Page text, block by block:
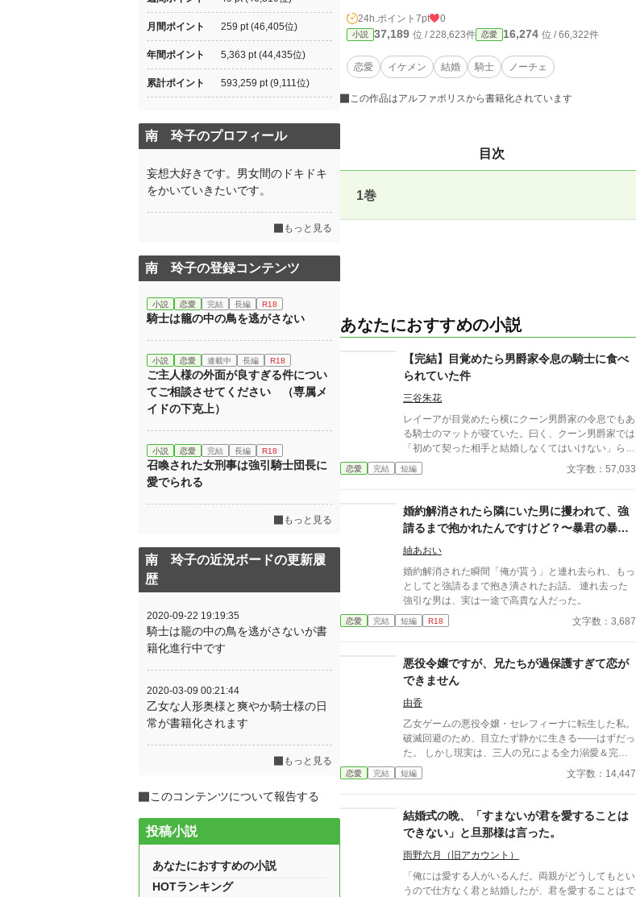
24h.ポイント 7pt 0
小説 37,189 位 / 228,623件 恋愛 16,274 位 / 66,322件
恋愛 イケメン 結婚 騎士 ノーチェ
この作品はアルファポリスから書籍化されています
目次
1巻
あなたにおすすめの小説
【完結】目覚めたら男爵家令息の騎士に食べ
られていた件
三谷朱花
レイーアが目覚めたら横にクーン男爵家の令息でもあ
る騎士のマットが寝ていた。曰く、クーン男爵家では
「初めて契った相手と結婚しなくてはいけない」らし
い。 ※アルファポリスのみの公開です。
恋愛 完結 短編 文字数：57,033
婚約解消されたら隣にいた男に攫われて、強
請るまで抱かれたんですけど？〜暴君の暴君
が暴君過ぎた話〜
紬あおい
婚約解消された瞬間「俺が貰う」と連れ去られ、もっ
としてと強請るまで抱き潰されたお話。 連れ去った
強引な男は、実は一途で高貴な人だった。
恋愛 完結 短編 R18 文字数：3,687
悪役令嬢ですが、兄たちが過保護すぎて恋が
できません
由香
乙女ゲームの悪役令嬢・セレフィーナに転生した私。
破滅回避のため、目立たず静かに生きる――はずだっ
た。 しかし現実は、三人の兄による全力溺愛＆完全
監視生活。 外出には護衛、交友関係は管理制、笑顔
すら規制対象！？ さらに兄の親友である最強騎士・
に、次第に心が揺れていく。 「恋をすると破滅す
る」 そう信じて避けてきた想いの先で待っていたの
は、 断罪も修羅場もない、安心で騒がしい未来だっ
た――。
恋愛 完結 短編 文字数：14,447
結婚式の晩、「すまないが君を愛することは
できない」と旦那様は言った。
雨野六月（旧アカウント）
「俺には愛する人がいるんだ。両親がどうしてもとい
うので仕方なく君と結婚したが、君を愛することはで
月間ポイント 259 pt (46,405位)
年間ポイント 5,363 pt (44,435位)
累計ポイント 593,259 pt (9,111位)
南 玲子のプロフィール
妄想大好きです。男女間のドキドキ
をかいていきたいです。
もっと見る
南 玲子の登録コンテンツ
小説 恋愛 完結 長編 R18
騎士は籠の中の鳥を逃がさない
小説 恋愛 連載中 長編 R18
ご主人様の外面が良すぎる件につい
てご相談させてください （専属メ
イドの下克上）
小説 恋愛 完結 長編 R18
召喚された女刑事は強引騎士団長に
愛でられる
もっと見る
南 玲子の近況ボードの更新履
歴
2020-09-22 19:19:35
騎士は籠の中の鳥を逃がさないが書
籍化進行中です
2020-03-09 00:21:44
乙女な人形奥様と爽やか騎士様の日
常が書籍化されます
もっと見る
このコンテンツについて報告する
投稿小説
あなたにおすすめの小説
HOTランキング